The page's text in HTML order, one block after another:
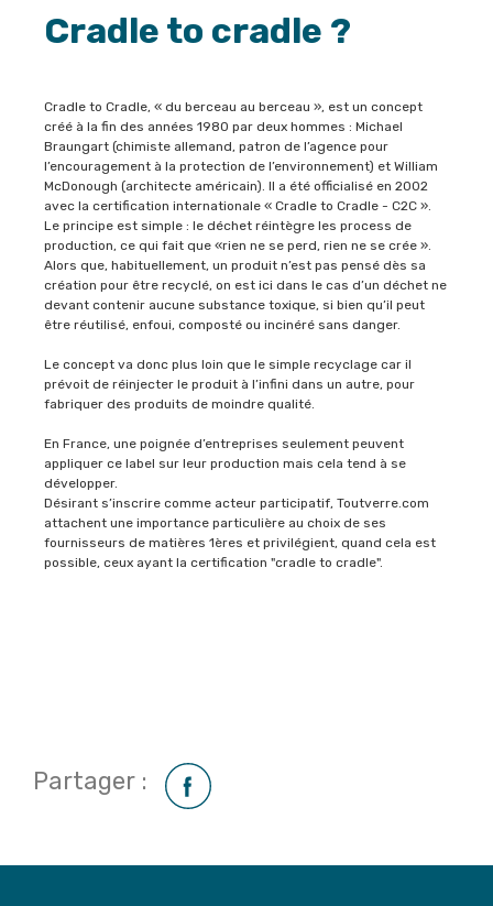
Cradle to cradle ?
Cradle to Cradle, « du berceau au berceau », est un concept
créé à la fin des années 1980 par deux hommes : Michael
Braungart (chimiste allemand, patron de l’agence pour
l’encouragement à la protection de l’environnement) et William
McDonough (architecte américain). Il a été officialisé en 2002
avec la certification internationale « Cradle to Cradle - C2C ».
Le principe est simple : le déchet réintègre les process de
production, ce qui fait que «rien ne se perd, rien ne se crée ».
Alors que, habituellement, un produit n’est pas pensé dès sa
création pour être recyclé, on est ici dans le cas d’un déchet ne
devant contenir aucune substance toxique, si bien qu’il peut
être réutilisé, enfoui, composté ou incinéré sans danger.
Le concept va donc plus loin que le simple recyclage car il
prévoit de réinjecter le produit à l’infini dans un autre, pour
fabriquer des produits de moindre qualité.
En France, une poignée d’entreprises seulement peuvent
appliquer ce label sur leur production mais cela tend à se
développer.
Désirant s’inscrire comme acteur participatif, Toutverre.com
attachent une importance particulière au choix de ses
fournisseurs de matières 1ères et privilégient, quand cela est
possible, ceux ayant la certification "cradle to cradle".
Partager :